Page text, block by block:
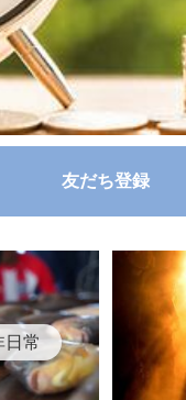
友だち登録
日常